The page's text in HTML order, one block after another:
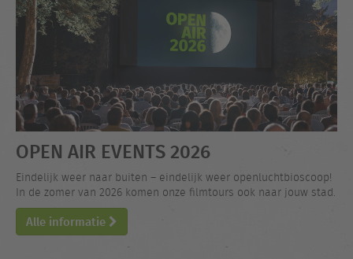
OPEN AIR EVENTS 2026
Eindelijk weer naar buiten – eindelijk weer openluchtbioscoop!
In de zomer van 2026 komen onze filmtours ook naar jouw stad.
Alle informatie